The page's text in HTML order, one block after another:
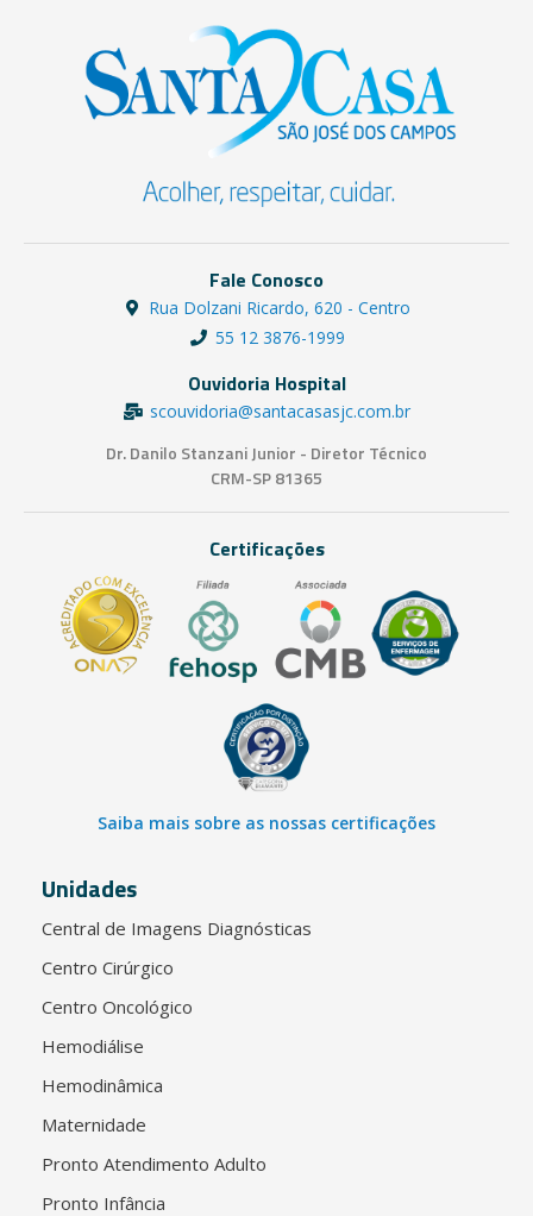
Fale Conosco
Rua Dolzani Ricardo, 620 - Centro
55 12 3876-1999
Ouvidoria Hospital
scouvidoria@santacasasjc.com.br
Dr. Danilo Stanzani Junior - Diretor Técnico
CRM-SP 81365
Certificações
Saiba mais sobre as nossas certificações
Unidades
Central de Imagens Diagnósticas
Centro Cirúrgico
Centro Oncológico
Hemodiálise
Hemodinâmica
Maternidade
Pronto Atendimento Adulto
Pronto Infância